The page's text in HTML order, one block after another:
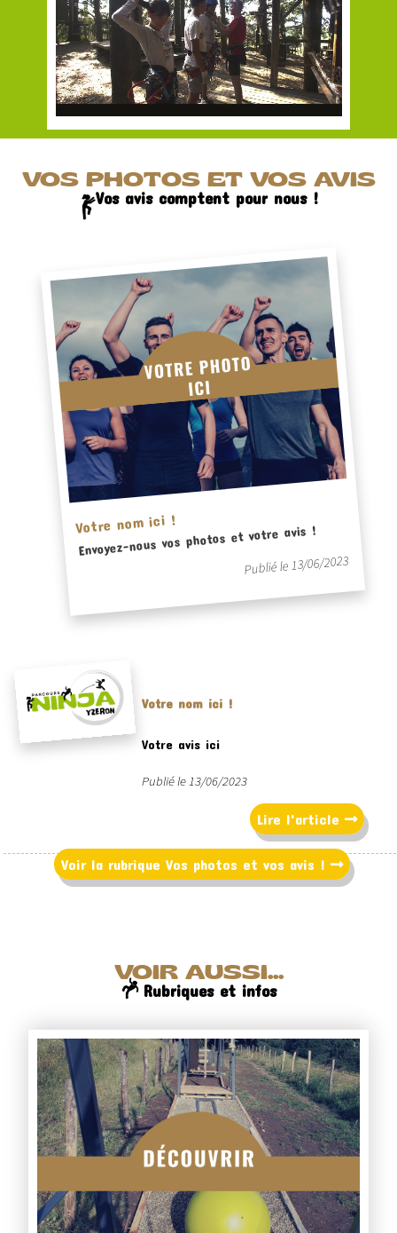
VOS PHOTOS ET VOS AVIS
Vos avis comptent pour nous !
Votre nom ici !
Envoyez-nous vos photos et votre avis !
Publié le 13/06/2023
Votre nom ici !
Votre avis ici
Publié le 13/06/2023
Lire l'article
Voir la rubrique Vos photos et vos avis !
VOIR AUSSI...
Rubriques et infos